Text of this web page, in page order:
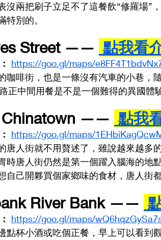
沒兩把刷子立足不了這餐飲“修羅場”
特別的。
Street —— 點我看
https://goo.gl/maps/
咖啡街，也是一條沒有汽車的小巷，
正中間用餐是不是一個難得的異國體
Chinatown —— 點我
https://goo.gl/maps/
唐人街就不用贅述了，雖說越來越多
時唐人街仍然是第一個躍入腦海的地
自己開夥買個家鄉味的食材，唐人街
River Bank ——
https://goo.gl/maps/
點杯小酒或吃個正餐，早上可以看到